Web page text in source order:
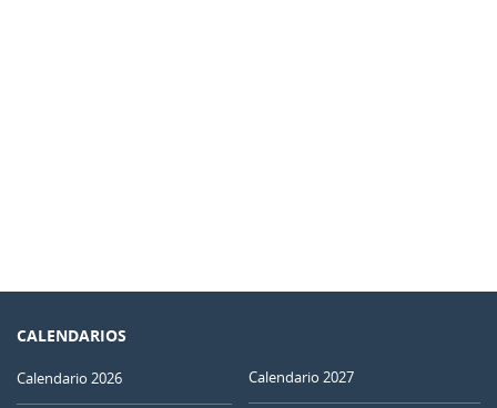
CALENDARIOS
Calendario 2026 Calendario 2027